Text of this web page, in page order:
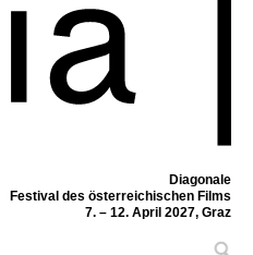
Diagonale
Festival des österreichischen Films
7. – 12. April 2027, Graz